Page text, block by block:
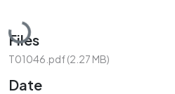
Loading...
Files
T01046.pdf(2.27 MB)
Date